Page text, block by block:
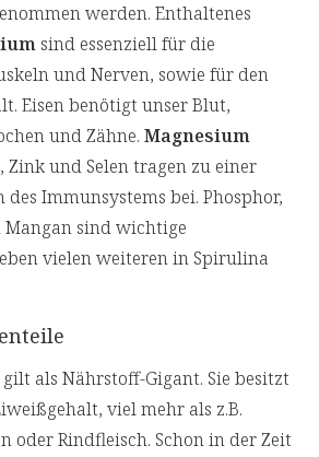
werden. Enthaltenes
sind essenziell für die
und Nerven, sowie für den
Eisen benötigt unser Blut,
und Zähne. Magnesium
Zink und Selen tragen zu einer
Immunsystems bei. Phosphor,
Mangan sind wichtige
vielen weiteren in Spirulina
gilt als Nährstoff-Gigant. Sie besitzt
viel mehr als z.B.
oder Rindfleisch. Schon in der Zeit